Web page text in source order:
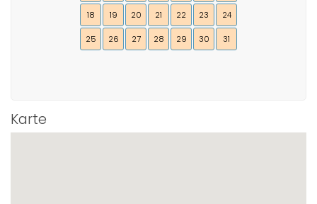
18 19 20 21 22 23 24
25 26 27 28 29 30 31
Karte